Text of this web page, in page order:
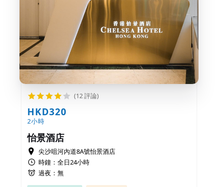
(12 評論)
HKD320
2小時
怡景酒店
尖沙咀河內道8A號怡景酒店
時鐘：全日24小時
過夜：無